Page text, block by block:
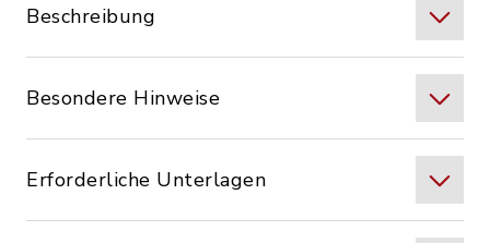
Beschreibung
Besondere Hinweise
Erforderliche Unterlagen